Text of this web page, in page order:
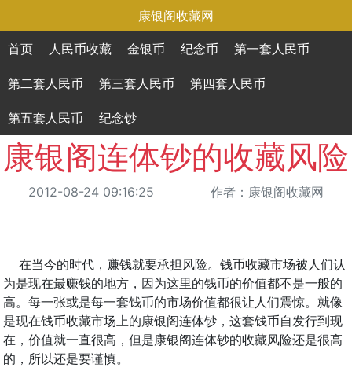
康银阁收藏网
首页 人民币收藏 金银币 纪念币 第一套人民币
第二套人民币 第三套人民币 第四套人民币
第五套人民币 纪念钞
康银阁连体钞的收藏风险
2012-08-24 09:16:25 作者：康银阁收藏网
在当今的时代，赚钱就要承担风险。钱币收藏市场被人们认
为是现在最赚钱的地方，因为这里的钱币的价值都不是一般的
高。每一张或是每一套钱币的市场价值都很让人们震惊。就像
是现在钱币收藏市场上的康银阁连体钞，这套钱币自发行到现
在，价值就一直很高，但是康银阁连体钞的收藏风险还是很高
的，所以还是要谨慎。